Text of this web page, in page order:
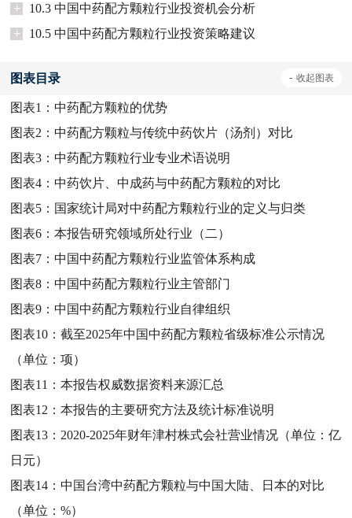
+
10.3 中国中药配方颗粒行业投资机会分析
+
10.5 中国中药配方颗粒行业投资策略建议
图表目录 - 收起图表
图表1：中药配方颗粒的优势
图表2：中药配方颗粒与传统中药饮片（汤剂）对比
图表3：中药配方颗粒行业专业术语说明
图表4：中药饮片、中成药与中药配方颗粒的对比
图表5： 国家统计局对中药配方颗粒行业的定义与归类
图表6：本报告研究领域所处行业（二）
图表7：中国中药配方颗粒行业监管体系构成
图表8：中国中药配方颗粒行业主管部门
图表9：中国中药配方颗粒行业自律组织
图表10：截至2025年中国中药配方颗粒省级标准公示情况
（单位：项）
图表11：本报告权威数据资料来源汇总
图表12：本报告的主要研究方法及统计标准说明
图表13： 2020-2025年财年津村株式会社营业情况（单位：亿
日元）
图表14：中国台湾中药配方颗粒与中国大陆、日本的对比
（单位：%）